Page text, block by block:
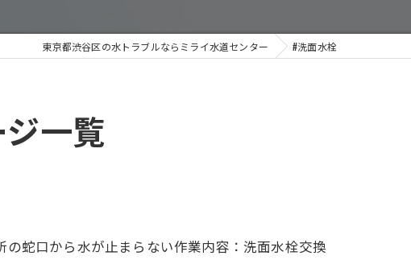
東京都渋谷区の水トラブルならミライ水道センター #洗面水栓
一覧
の蛇口から水が止まらない作業内容：洗面水栓交換